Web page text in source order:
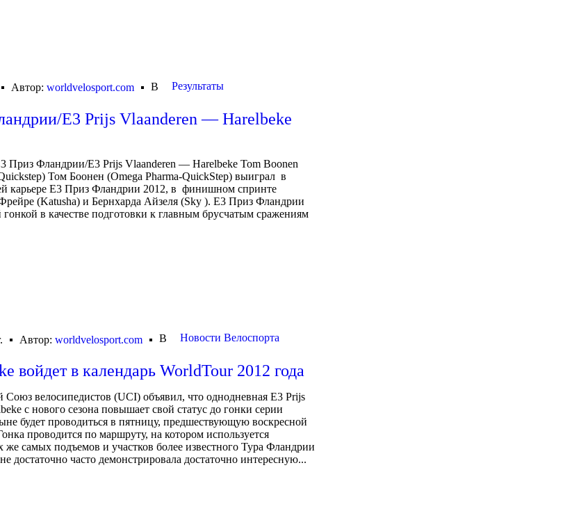
Автор:worldvelosport.com В Результаты
E3 Prijs Vlaanderen — Harelbeke
Приз Фландрии/E3 Prijs Vlaanderen — Harelbeke Tom Boonen
Том Боонен (Omega Pharma-QuickStep) выиграл в
карьере Е3 Приз Фландрии 2012, в финишном спринте
(Katusha) и Бернхарда Айзеля (Sky ). Е3 Приз Фландрии
гонкой в качестве подготовки к главным брусчатым сражениям
Автор:worldvelosport.com В Новости Велоспорта
войдет в календарь WorldTour 2012 года
велосипедистов (UCI) объявил, что однодневная E3 Prijs
с нового сезона повышает свой статус до гонки серии
будет проводиться в пятницу, предшествующую воскресной
проводится по маршруту, на котором используется
же самых подъемов и участков более известного Тура Фландрии
достаточно часто демонстрировала достаточно интересную...